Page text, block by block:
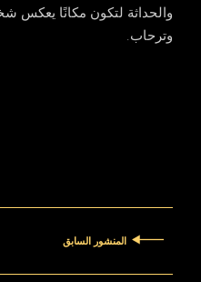
والحداثة لتكون مكانًا يعكس
وترحاب.
المنشور السابق